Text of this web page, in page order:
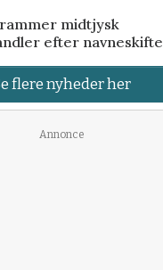
midtjysk
efter navneskifte
flere nyheder her
Annonce